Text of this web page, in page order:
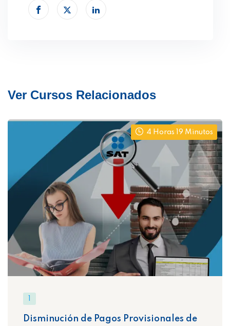
Ver Cursos Relacionados
4 Horas 19 Minutos
Disminución de Pagos Provisionales de